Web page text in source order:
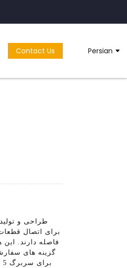
Contact Us Persian